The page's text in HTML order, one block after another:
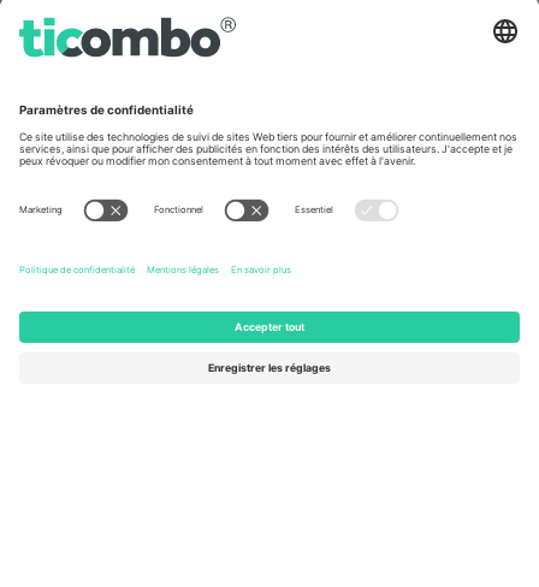
TixProtect
Programme d'affiliation
Comment ça marche
Centre d'information sur la Coupe
Nous contacter